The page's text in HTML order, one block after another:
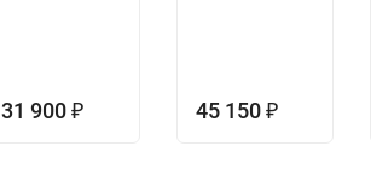
31 900 ₽ 45 150 ₽